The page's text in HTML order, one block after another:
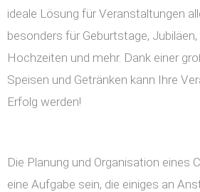
ideale Lösung für Veranstaltungen
besonders für Geburtstage,
Hochzeiten und mehr. Dank einer
Speisen und Getränken kann Ihre
Erfolg werden!
Die Planung und Organisation eines
eine Aufgabe sein, die einiges an